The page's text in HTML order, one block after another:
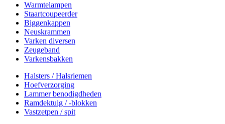
Warmtelampen
Staartcoupeerder
Biggenkappen
Neuskrammen
Varken diversen
Zeugeband
Varkensbakken
Halsters / Halsriemen
Hoefverzorging
Lammer benodigdheden
Ramdektuig / -blokken
Vastzetpen / spit